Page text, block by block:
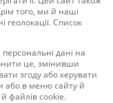
того, ми й наші
Список
дані на
це, змінивши
згоду або керувати
або в меню сайту й
файлів cookie.